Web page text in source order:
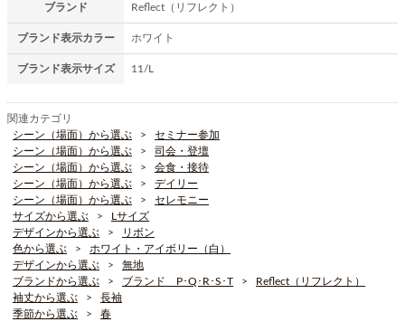
ブランド Reflect（リフレクト）
ブランド表示カラー ホワイト
ブランド表示サイズ 11/L
関連カテゴリ
シーン（場面）から選ぶ
セミナー参加
シーン（場面）から選ぶ
司会・登壇
シーン（場面）から選ぶ
会食・接待
シーン（場面）から選ぶ
デイリー
シーン（場面）から選ぶ
セレモニー
サイズから選ぶ
Lサイズ
デザインから選ぶ
リボン
色から選ぶ
ホワイト・アイボリー（白）
デザインから選ぶ
無地
ブランドから選ぶ
ブランド P･Q･R･S･T
Reflect（リフレクト）
袖丈から選ぶ
長袖
季節から選ぶ
春